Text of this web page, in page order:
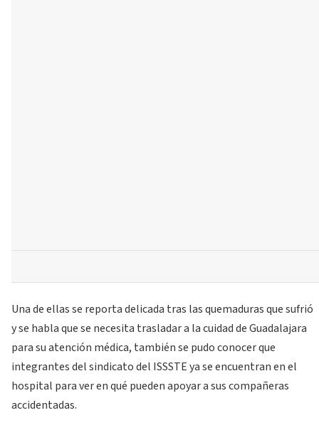
Una de ellas se reporta delicada tras las quemaduras que sufrió
y se habla que se necesita trasladar a la cuidad de Guadalajara
para su atención médica, también se pudo conocer que
integrantes del sindicato del ISSSTE ya se encuentran en el
hospital para ver en qué pueden apoyar a sus compañeras
accidentadas.